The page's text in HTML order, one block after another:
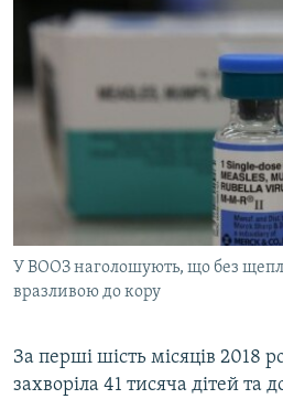
ВСЕ ЗА ДЕНЬ
УКРАЇНСЬКА ПРОБЛЕМА КРИМУ
ІНФОГРАФІКА
ЯК ОБІЙТИ БЛОКУВАННЯ
Qırımtatar
ДОЛУЧАЙСЯ!
Усі сайти RFE/RL
У ВООЗ наголошують, що без
вразливою до кору
За перші шість місяців 2018
захворіла 41 тисяча дітей та